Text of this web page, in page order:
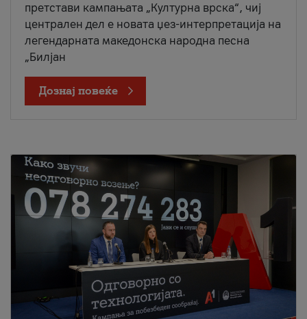
претстави кампањата „Културна врска“, чиј
централен дел е новата џез-интерпретација на
легендарната македонска народна песна
„Билјан
Дознај повеќе